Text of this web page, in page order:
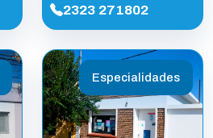
2323 271802
Especialidades